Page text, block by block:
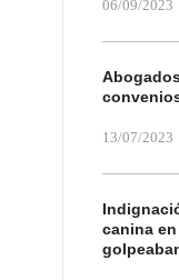
06/09/2023
13/07/2023
canina